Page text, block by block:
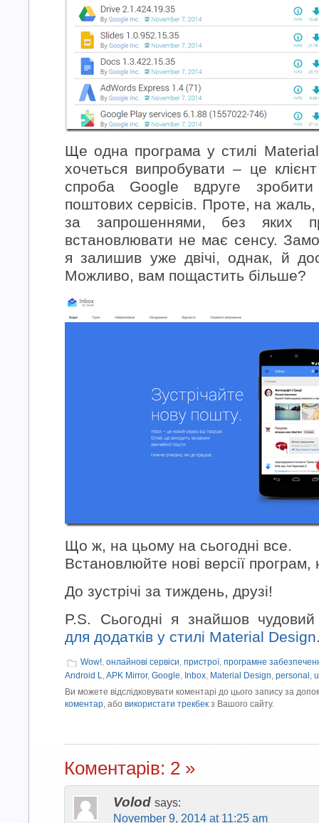
Ще одна програма у стилі
хочеться випробувати – це
спроба Google вдруге
поштових сервісів. Проте, на
за запрошеннями, без яких
встановлювати не має сенсу.
я залишив уже двічі, однак, й
Можливо, вам пощастить більше?
Що ж, на цьому на сьогодні все.
Встановлюйте нові версії
До зустрічі за тиждень, друзі!
P.S. Сьогодні я знайшов
для додатків у стилі Material Design
Wow!, онлайнові сервіси, пристрої, програмне
Android L,APK Mirror, Google, Inbox, Material Design, personal ,
Ви можете відслідковувати коментарі до цього запису за
коментар , або використати трекбек з Вашого сайту.
Коментарів: 2 »
Volod says:
November 9, 2014 at 11:25 am